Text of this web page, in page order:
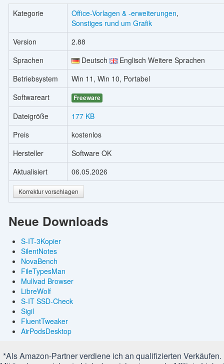
Kategorie Office-Vorlagen & -erweiterungen,
Sonstiges rund um Grafik
Version
2.88
Sprachen
Deutsch
Englisch Weitere Sprachen
Betriebsystem
Win 11, Win 10, Portabel
Softwareart
Freeware
Dateigröße
177 KB
Preis
kostenlos
Hersteller
Software OK
Aktualisiert
06.05.2026
Korrektur vorschlagen
Neue Downloads
S-IT-3Kopier
SilentNotes
NovaBench
FileTypesMan
Mullvad Browser
LibreWolf
S-IT SSD-Check
Sigil
FluentTweaker
AirPodsDesktop
*Als Amazon-Partner verdiene ich an qualifizierten Verkäufen.